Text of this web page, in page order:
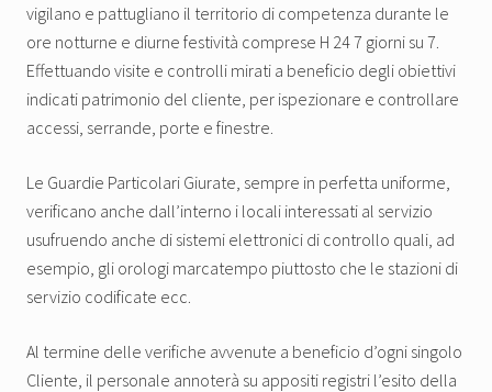
vigilano e pattugliano il territorio di competenza durante le
ore notturne e diurne festività comprese H 24 7 giorni su 7.
Effettuando visite e controlli mirati a beneficio degli obiettivi
indicati patrimonio del cliente, per ispezionare e controllare
accessi, serrande, porte e finestre.
Le Guardie Particolari Giurate, sempre in perfetta uniforme,
verificano anche dall’interno i locali interessati al servizio
usufruendo anche di sistemi elettronici di controllo quali, ad
esempio, gli orologi marcatempo piuttosto che le stazioni di
servizio codificate ecc.
Al termine delle verifiche avvenute a beneficio d’ogni singolo
Cliente, il personale annoterà su appositi registri l’esito della